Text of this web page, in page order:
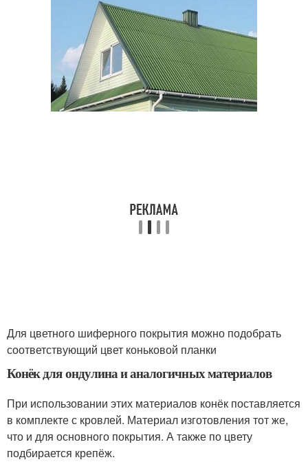
Для цветного шиферного покрытия можно подобрать
соответствующий цвет коньковой планки
Конёк для ондулина и аналогичных материалов
При использовании этих материалов конёк поставляется
в комплекте с кровлей. Материал изготовления тот же,
что и для основного покрытия. А также по цвету
подбирается крепёж.